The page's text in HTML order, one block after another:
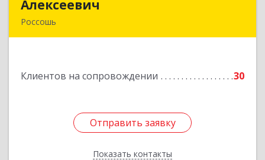
Алексеевич
Россошь
Клиентов на сопровождении 30
Отправить заявку
Показать контакты
Подробнее
Отправить заявку
Назад